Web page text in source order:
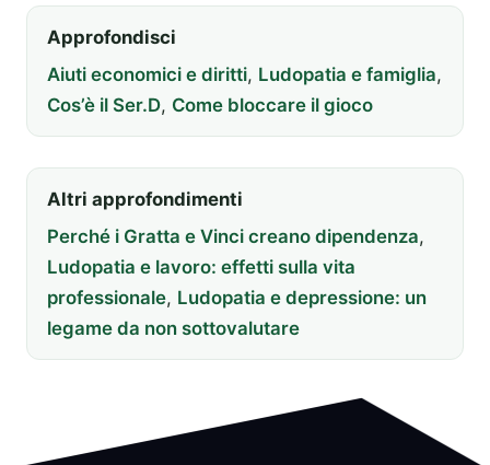
Approfondisci
Aiuti economici e diritti, Ludopatia e famiglia,
Cos’è il Ser.D, Come bloccare il gioco
Altri approfondimenti
Perché i Gratta e Vinci creano dipendenza,
Ludopatia e lavoro: effetti sulla vita
professionale, Ludopatia e depressione: un
legame da non sottovalutare